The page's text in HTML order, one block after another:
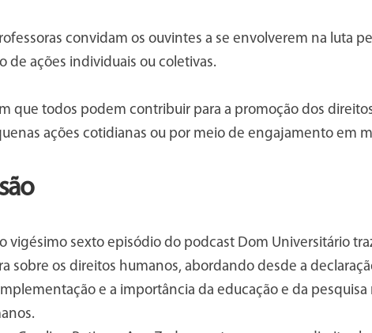
convidam os ouvintes a se envolverem na luta
de ações individuais ou coletivas.
que todos podem contribuir para a promoção dos
ações cotidianas ou por meio de engajamento em
vigésimo sexto episódio do podcast Dom Universitário
sobre os direitos humanos, abordando desde a
e a importância da educação e da pesquisa